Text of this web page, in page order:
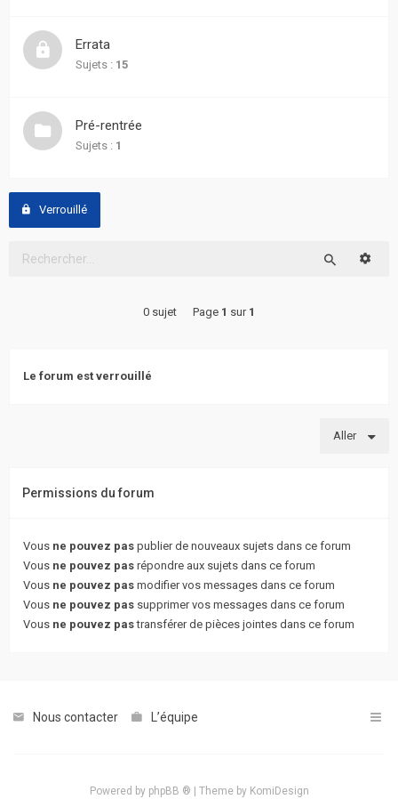
RACCOURCIS
avancée
L’équipe
Errata
Sujets : 15
Pré-rentrée
Sujets : 1
Verrouillé
0 sujet Page 1 sur 1
Le forum est verrouillé
Aller
Permissions du forum
Vous ne pouvez pas publier de nouveaux sujets dans ce forum
Vous ne pouvez pas répondre aux sujets dans ce forum
Vous ne pouvez pas modifier vos messages dans ce forum
Vous ne pouvez pas supprimer vos messages dans ce forum
Vous ne pouvez pastransférer de pièces jointes dans ce forum
Nous contacter L’équipe
Powered by phpBB ® | Theme by KomiDesign